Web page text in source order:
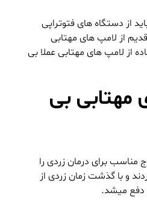
از دستگاه های فتوتراپی
از لامپ های مهتابی
از لامپ های مهتابی عملا بی
مهتابی بی
مناسب برای درمان زردی را
و با گذشت زمان زردی از
دفع میشد.